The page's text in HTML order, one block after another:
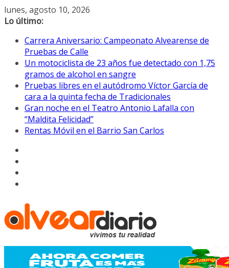
Saltar
al
lunes, agosto 10, 2026
Lo último:
Carrera Aniversario: Campeonato Alvearense de
Pruebas de Calle
Un motociclista de 23 años fue detectado con 1,75
gramos de alcohol en sangre
Pruebas libres en el autódromo Víctor García de
cara a la quinta fecha de Tradicionales
Gran noche en el Teatro Antonio Lafalla con
“Maldita Felicidad”
Rentas Móvil en el Barrio San Carlos